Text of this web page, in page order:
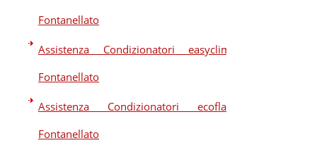
Fontanellato
Assistenza Condizionatori easyclima
Fontanellato
Assistenza Condizionatori ecoflam
Fontanellato